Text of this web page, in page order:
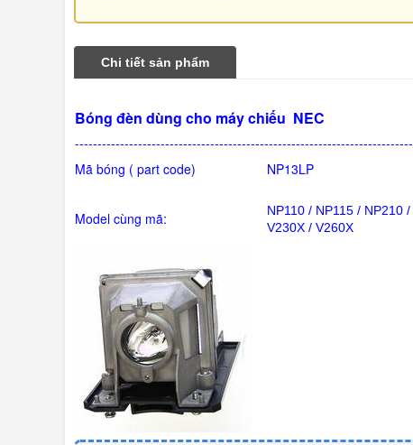
Chi tiết sản phẩm
Bóng đèn dùng cho máy chiếu NEC
Mã bóng ( part code) NP13LP
Model cùng mã:
NP110 / NP115 / NP210
V230X / V260X